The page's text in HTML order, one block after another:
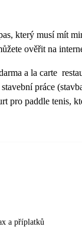
který musí mít
ověřit na
a la carte
práce
pro paddle tenis,
a příplatků